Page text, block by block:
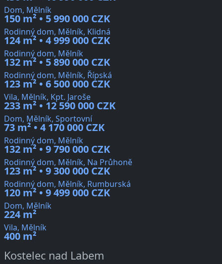
Dom, Mělník
150 m² • 5 990 000 CZK
Rodinný dom, Mělník, Klidná
124 m² • 4 999 000 CZK
Rodinný dom, Mělník
132 m² • 5 890 000 CZK
Rodinný dom, Mělník, Řípská
123 m² • 6 500 000 CZK
Vila, Mělník, Kpt. Jaroše
233 m² • 12 590 000 CZK
Dom, Mělník, Sportovní
73 m² • 4 170 000 CZK
Rodinný dom, Mělník
132 m² • 9 790 000 CZK
Rodinný dom, Mělník, Na Průhoně
123 m² • 9 300 000 CZK
Rodinný dom, Mělník, Rumburská
120 m² • 9 499 000 CZK
Dom, Mělník
224 m²
Vila, Mělník
400 m²
Kostelec nad Labem